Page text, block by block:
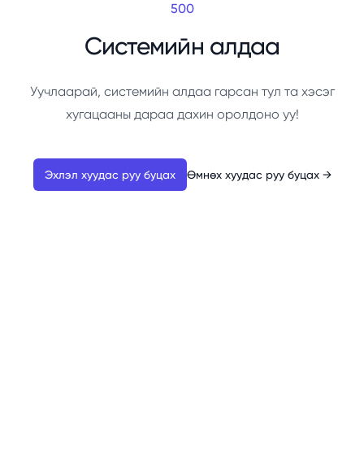
500
Системийн алдаа
Уучлаарай, системийн алдаа гарсан тул та хэсэг
хугацааны дараа дахин оролдоно уу!
Эхлэл хуудас руу буцах Өмнөх хуудас руу буцах →